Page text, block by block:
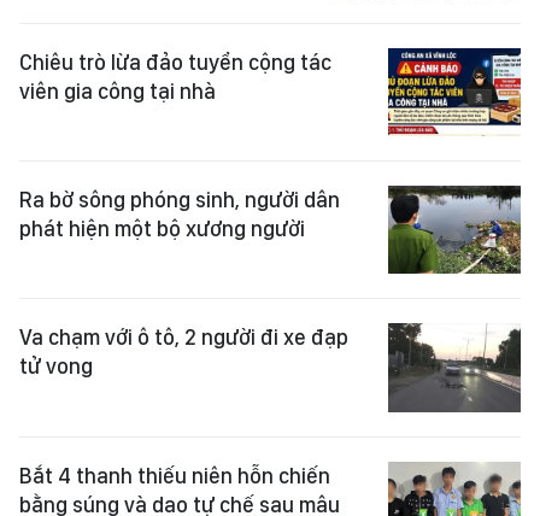
Chiêu trò lừa đảo tuyển cộng tác
viên gia công tại nhà
Ra bờ sông phóng sinh, người dân
phát hiện một bộ xương người
Va chạm với ô tô, 2 người đi xe đạp
tử vong
Bắt 4 thanh thiếu niên hỗn chiến
bằng súng và dao tự chế sau mâu